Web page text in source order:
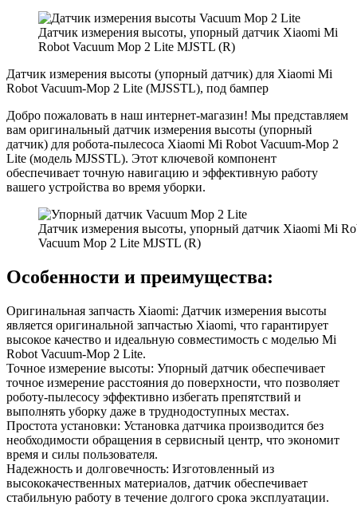
Датчик измерения высоты, упорный датчик Xiaomi Mi
Robot Vacuum Mop 2 Lite MJSTL (R)
Датчик измерения высоты (упорный датчик) для Xiaomi Mi
Robot Vacuum-Mop 2 Lite (MJSSTL), под бампер
Добро пожаловать в наш интернет-магазин! Мы представляем
вам оригинальный датчик измерения высоты (упорный
датчик) для робота-пылесоса Xiaomi Mi Robot Vacuum-Mop 2
Lite (модель MJSSTL). Этот ключевой компонент
обеспечивает точную навигацию и эффективную работу
вашего устройства во время уборки.
Датчик измерения высоты, упорный датчик Xiaomi Mi
Vacuum Mop 2 Lite MJSTL (R)
Особенности и преимущества:
Оригинальная запчасть Xiaomi: Датчик измерения высоты
является оригинальной запчастью Xiaomi, что гарантирует
высокое качество и идеальную совместимость с моделью Mi
Robot Vacuum-Mop 2 Lite.
Точное измерение высоты: Упорный датчик обеспечивает
точное измерение расстояния до поверхности, что позволяет
роботу-пылесосу эффективно избегать препятствий и
выполнять уборку даже в труднодоступных местах.
Простота установки: Установка датчика производится без
необходимости обращения в сервисный центр, что экономит
время и силы пользователя.
Надежность и долговечность: Изготовленный из
высококачественных материалов, датчик обеспечивает
стабильную работу в течение долгого срока эксплуатации.